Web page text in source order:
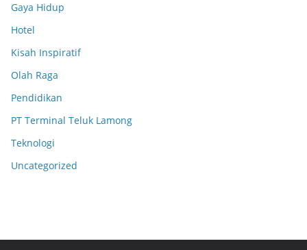
Gaya Hidup
Hotel
Kisah Inspiratif
Olah Raga
Pendidikan
PT Terminal Teluk Lamong
Teknologi
Uncategorized